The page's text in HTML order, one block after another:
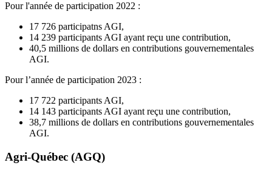
Pour l'année de participation 2022 :
17 726 participatns AGI,
14 239 participants AGI ayant reçu une contribution,
40,5 millions de dollars en contributions gouvernementales
AGI.
Pour l’année de participation 2023 :
17 722 participants AGI,
14 143 participants AGI ayant reçu une contribution,
38,7 millions de dollars en contributions gouvernementales
AGI.
Agri-Québec (AGQ)